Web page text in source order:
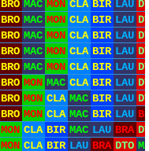
BRO MAC MON CLA BIR LAU
BRO MAC MON CLA BIR LAU
BRO MAC MON CLA BIR LAU
BRO MAC MON CLA BIR LAU
BRO MAC MON CLA BIR LAU
BRO MON MAC CLA BIR LAU
BRO MON CLA MAC BIR LAU
BRO MON CLA MAC BIR LAU
MON CLA BIR MAC LAU BRA
MON CLA BIR LAU BRA DTO